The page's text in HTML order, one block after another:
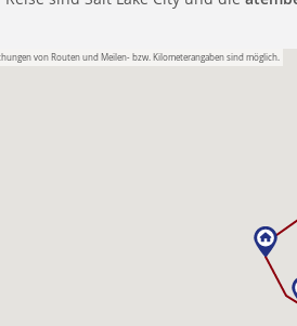
von Routen und Meilen- bzw. Kilometerangaben sind möglich.